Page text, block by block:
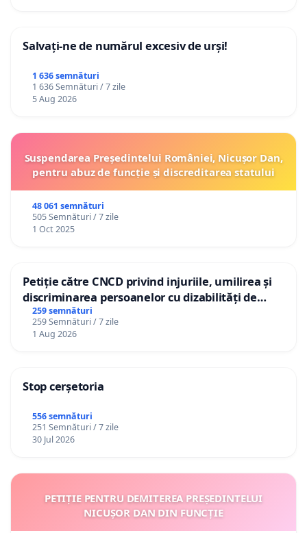
Salvați-ne de numărul excesiv de urși!
1 636 semnături
1 636 Semnături / 7 zile
5 Aug 2026
Suspendarea Președintelui României, Nicușor Dan,
pentru abuz de funcție și discreditarea statului
48 061 semnături
505 Semnături / 7 zile
1 Oct 2025
Petiție către CNCD privind injuriile, umilirea și
discriminarea persoanelor cu dizabilități de
către utilizatorul TikTok „Gorici”
259 semnături
259 Semnături / 7 zile
1 Aug 2026
Stop cerșetoria
556 semnături
251 Semnături / 7 zile
30 Jul 2026
PETIȚIE PENTRU DEMITEREA PREȘEDINTELUI
NICUȘOR DAN DIN FUNCȚIE